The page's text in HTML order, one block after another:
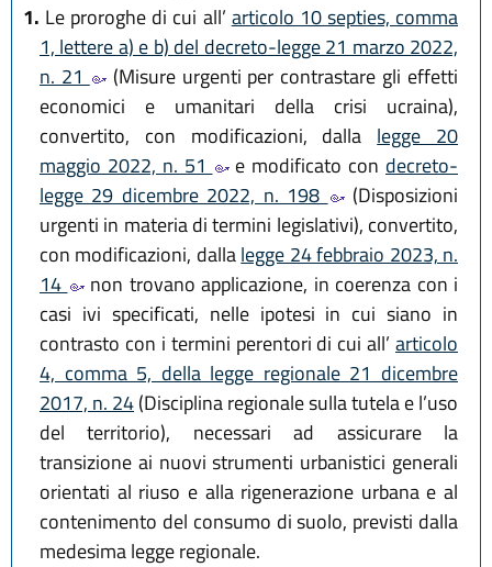
1. Le proroghe di cui all’ articolo 10 septies, comma
1, lettere a) e b) del decreto-legge 21 marzo 2022,
n. 21
(Misure urgenti per contrastare gli effetti
economici e umanitari della crisi ucraina),
convertito, con modificazioni, dalla legge 20
maggio 2022, n. 51
e modificato con decreto-
legge 29 dicembre 2022, n. 198
(Disposizioni
urgenti in materia di termini legislativi), convertito,
con modificazioni, dallalegge 24 febbraio 2023, n.
14
non trovano applicazione, in coerenza con i
casi ivi specificati, nelle ipotesi in cui siano in
contrasto con i termini perentori di cui all’ articolo
4, comma 5, della legge regionale 21 dicembre
2017, n. 24(Disciplina regionale sulla tutela e l’uso
del territorio), necessari ad assicurare la
transizione ai nuovi strumenti urbanistici generali
orientati al riuso e alla rigenerazione urbana e al
contenimento del consumo di suolo, previsti dalla
medesima legge regionale.